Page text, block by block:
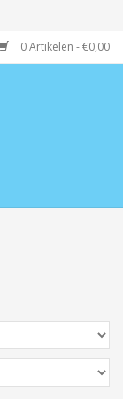
0 Artikelen - €0,00